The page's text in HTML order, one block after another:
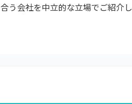
う会社を中立的な立場でご紹介し